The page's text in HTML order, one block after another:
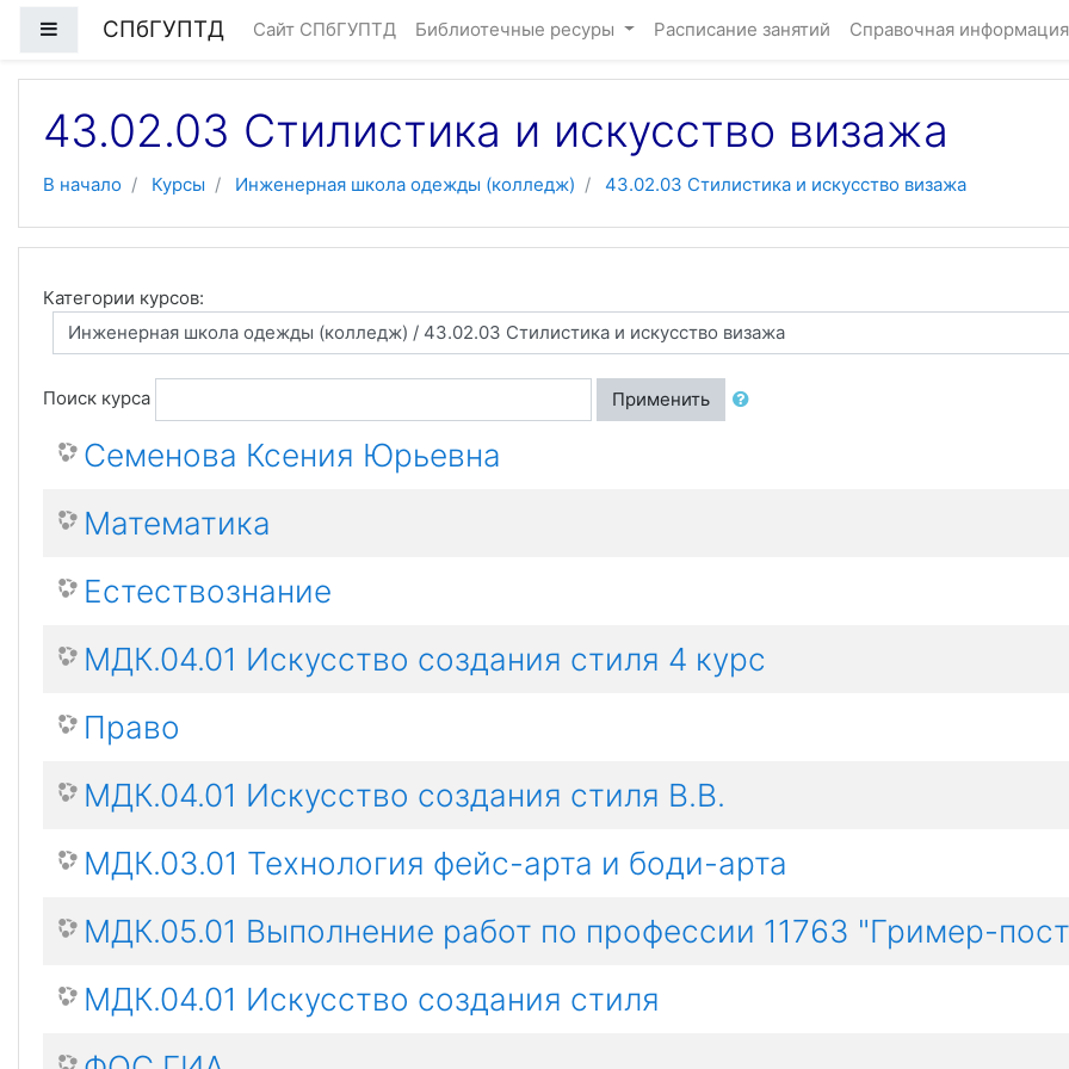
Боковая панель
СПбГУПТД Сайт СПбГУПТД Библиотечные ресуры Расписание занятий Справочная информация
43.02.03 Стилистика и искусство визажа
В начало Курсы Инженерная школа одежды (колледж) 43.02.03 Стилистика и искусство визажа
Категории курсов:
Поиск курса Применить
Семенова Ксения Юрьевна
Математика
Естествознание
МДК.04.01 Искусство создания стиля 4 курс
Право
МДК.04.01 Искусство создания стиля В.В.
МДК.03.01 Технология фейс-арта и боди-арта
МДК.05.01 Выполнение работ по профессии 11763 "Гример-
МДК.04.01 Искусство создания стиля